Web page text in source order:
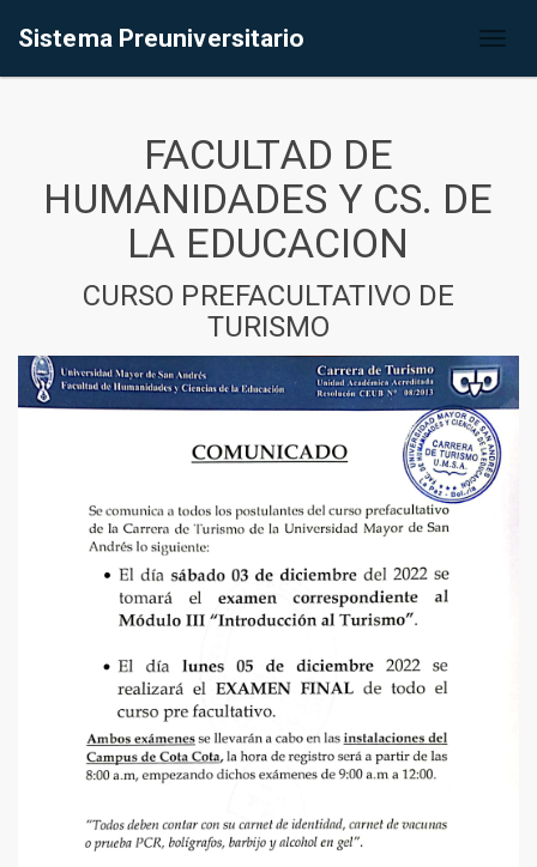
Sistema Preuniversitario
FACULTAD DE
HUMANIDADES Y CS. DE
LA EDUCACION
CURSO PREFACULTATIVO DE
TURISMO